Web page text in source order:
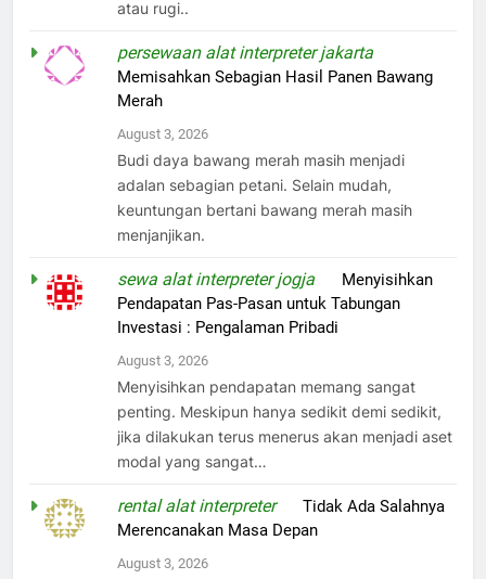
atau rugi..
persewaan alat interpreter jakarta
Memisahkan Sebagian Hasil Panen Bawang
Merah
August 3, 2026
Budi daya bawang merah masih menjadi
adalan sebagian petani. Selain mudah,
keuntungan bertani bawang merah masih
menjanjikan.
sewa alat interpreter jogja
Menyisihkan
Pendapatan Pas-Pasan untuk Tabungan
Investasi : Pengalaman Pribadi
August 3, 2026
Menyisihkan pendapatan memang sangat
penting. Meskipun hanya sedikit demi sedikit,
jika dilakukan terus menerus akan menjadi aset
modal yang sangat…
rental alat interpreteronTidak Ada Salahnya
Merencanakan Masa Depan
August 3, 2026